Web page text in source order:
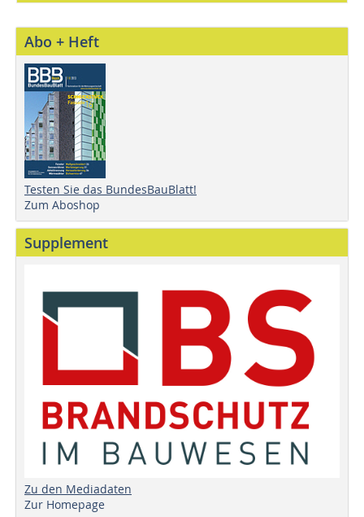
Abo + Heft
Testen Sie das BundesBauBlatt!
Zum Aboshop
Supplement
Zu den Mediadaten
Zur Homepage